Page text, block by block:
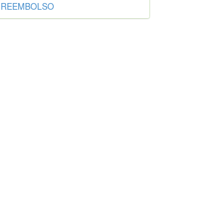
REEMBOLSO